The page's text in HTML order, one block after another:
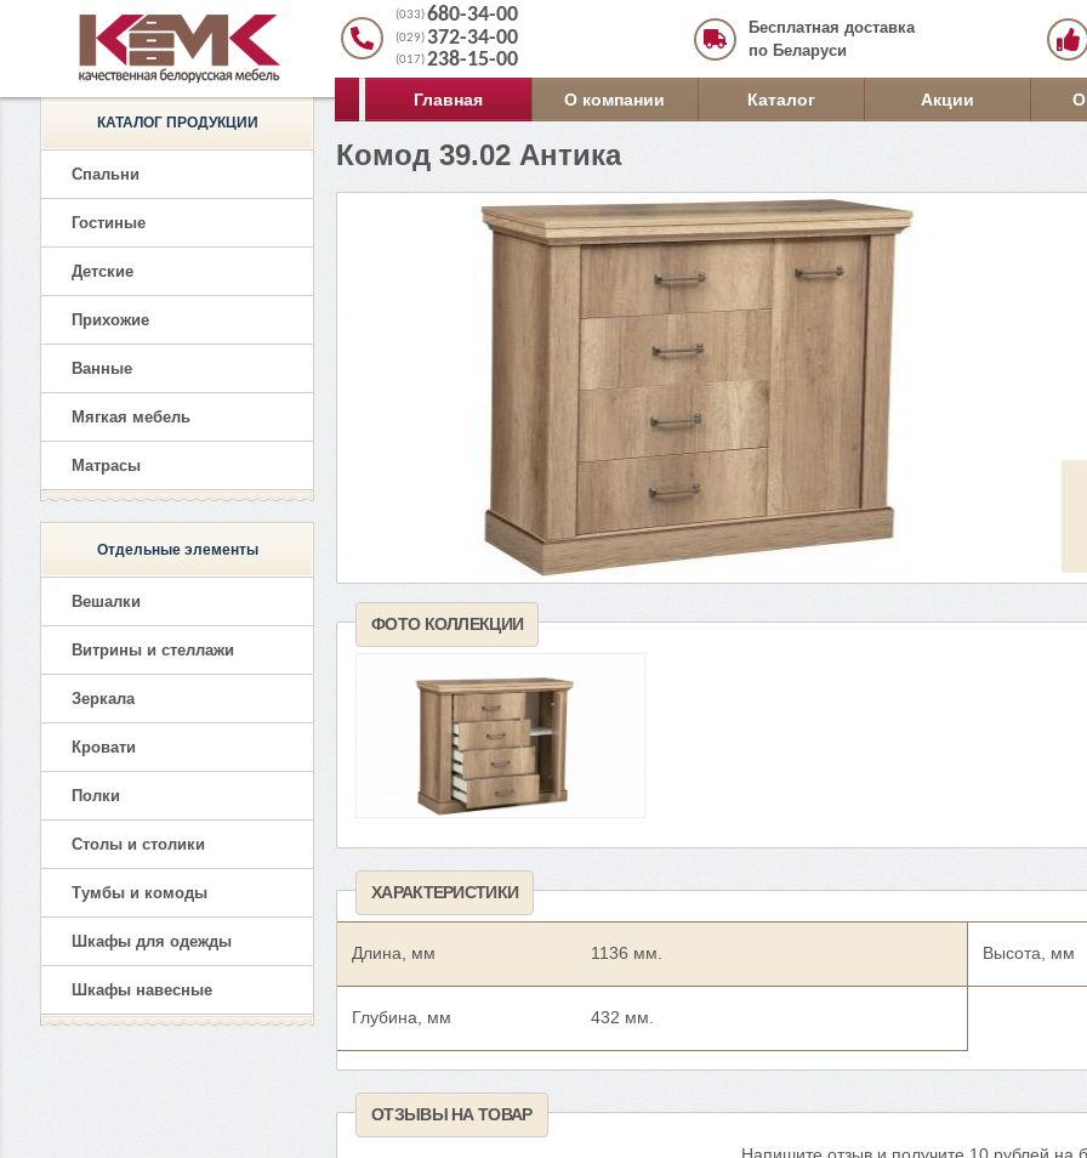
(033)680-34-00
(029) 372-34-00
(017)238-15-00
Бесплатная доставка
по Беларуси
Главная О компании Каталог Акции
Комод 39.02 Антика
ФОТО КОЛЛЕКЦИИ
ХАРАКТЕРИСТИКИ
Длина, мм 1136 мм.
Глубина, мм 432 мм.
Высота, мм
ОТЗЫВЫ НА ТОВАР
КАТАЛОГ ПРОДУКЦИИ
Спальни
Гостиные
Детские
Прихожие
Ванные
Мягкая мебель
Матрасы
Отдельные элементы
Вешалки
Витрины и стеллажи
Зеркала
Кровати
Полки
Столы и столики
Тумбы и комоды
Шкафы для одежды
Шкафы навесные